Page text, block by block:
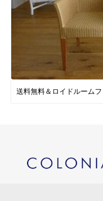
送料無料＆ロイドルームフ